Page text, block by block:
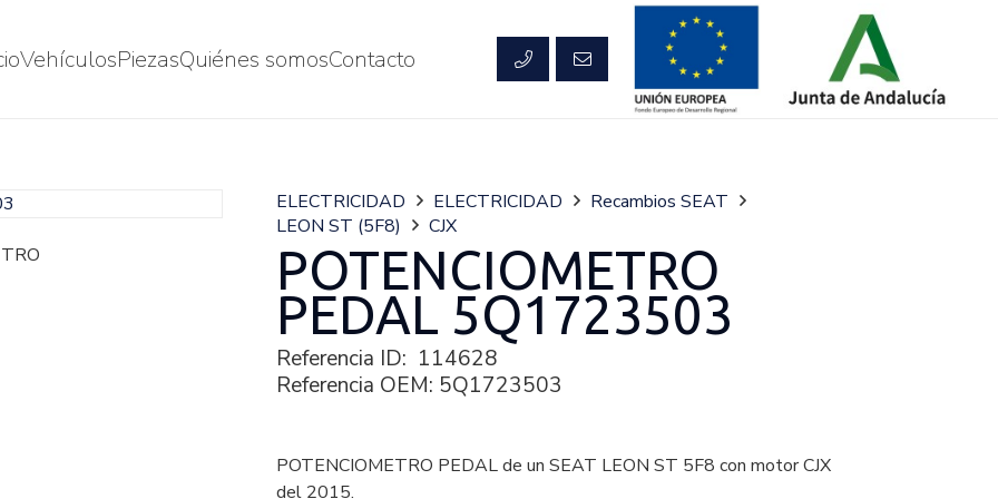
VehículosPiezasQuiénes somosContacto
ELECTRICIDAD ELECTRICIDAD
Recambios SEAT
LEON ST (5F8)
CJX
POTENCIOMETRO
PEDAL 5Q1723503
Referencia ID: 114628
Referencia OEM: 5Q1723503
POTENCIOMETRO PEDAL de un SEAT LEON ST 5F8 con motor CJX
del 2015.